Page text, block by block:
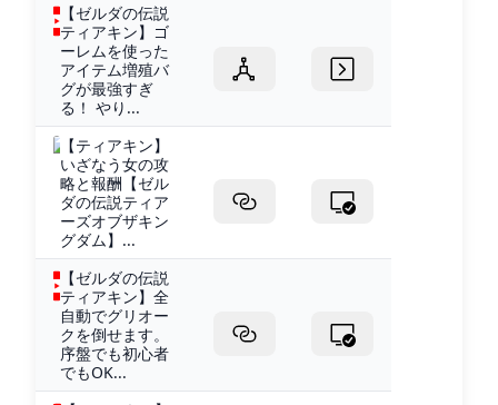
【ゼルダの伝説
ティアキン】ゴ
ーレムを使った
アイテム増殖バ
グが最強すぎ
る！ やり...
【ティアキン】
いざなう女の攻
略と報酬【ゼル
ダの伝説ティア
ーズオブザキン
グダム】...
【ゼルダの伝説
ティアキン】全
自動でグリオー
クを倒せます。
序盤でも初心者
でもOK...